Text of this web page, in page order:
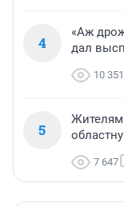
4
«Аж
дал
10 351
5
Жителям
7 647